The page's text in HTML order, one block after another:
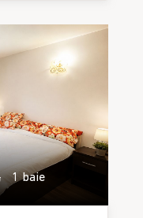
1 baie